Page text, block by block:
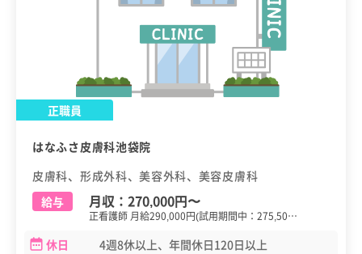
正職員
はなふさ皮膚科池袋院
皮膚科、形成外科、美容外科、美容皮膚科
給与
月収： 270,000円〜
正看護師 月給290,000円(試用期間中：275,50…
休日
4週8休以上、年間休日120日以上